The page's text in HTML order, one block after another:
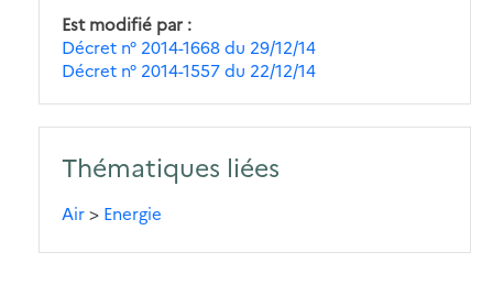
Est modifié par
Décret n° 2014-1668 du 29/12/14
Décret n° 2014-1557 du 22/12/14
Thématiques liées
Air> Energie